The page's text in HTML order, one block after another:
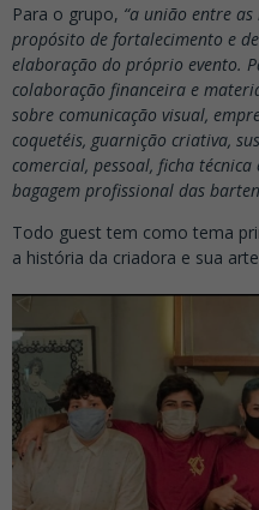
Para o grupo, “a união entre
propósito de fortalecimento e
elaboração do próprio evento.
colaboração financeira e
sobre comunicação visual,
coquetéis, guarnição criativa,
comercial, pessoal, ficha
bagagem profissional das
Todo guest tem como tema
a história da criadora e sua